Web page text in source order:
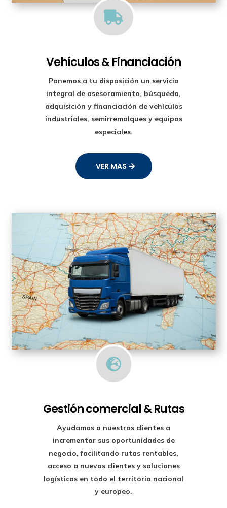

Vehículos & Financiación
Ponemos a tu disposición un servicio
integral de asesoramiento, búsqueda,
adquisición y financiación de vehículos
industriales, semirremolques y equipos
especiales.
VER MAS

Gestión comercial & Rutas
Ayudamos a nuestros clientes a
incrementar sus oportunidades de
negocio, facilitando rutas rentables,
acceso a nuevos clientes y soluciones
logísticas en todo el territorio nacional
y europeo.